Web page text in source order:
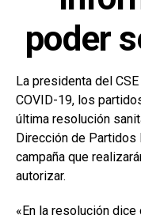
poder
La presidenta del
COVID-19, los
última resolución
Dirección de
campaña que
autorizar.
«En la resolución